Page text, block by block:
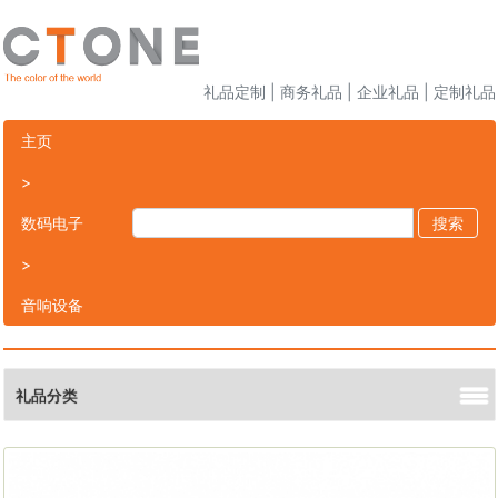
礼品定制 | 商务礼品 | 企业礼品 | 定制礼品
主页
>
数码电子
>
音响设备
搜索
礼品分类